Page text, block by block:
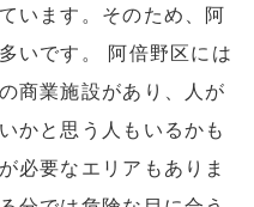
います。そのため、阿
いです。 阿倍野区には
商業施設があり、人が
かと思う人もいるかも
必要なエリアもありま